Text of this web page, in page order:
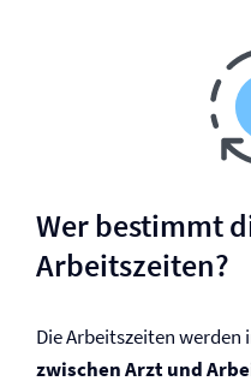
Wer bestimmt
Arbeitszeiten?
Die Arbeitszeiten werden
zwischen Arzt und